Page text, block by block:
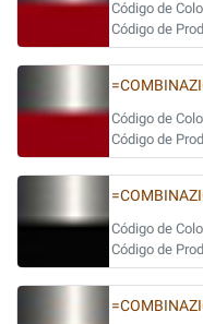
Código de
Código de
Código de
Código de
Código de
Código de